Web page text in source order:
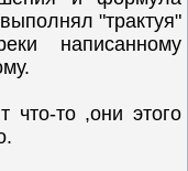
"трактуя"
написанному
то ,они этого